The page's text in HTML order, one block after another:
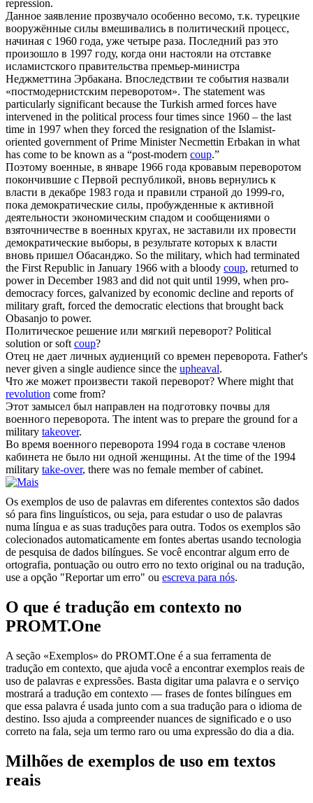
repression.
Данное заявление прозвучало особенно весомо, т.к. турецкие
вооружённые силы вмешивались в политический процесс,
начиная с 1960 года, уже четыре раза. Последний раз это
произошло в 1997 году, когда они настояли на отставке
исламистского правительства премьер-министра
Неджметтина Эрбакана. Впоследствии те события назвали
«постмодернистским переворотом». The statement was
particularly significant because the Turkish armed forces have
intervened in the political process four times since 1960 – the last
time in 1997 when they forced the resignation of the Islamist-
oriented government of Prime Minister Necmettin Erbakan in what
has come to be known as a “post-modern coup.”
Поэтому военные, в январе 1966 года кровавым переворотом
покончившие с Первой республикой, вновь вернулись к
власти в декабре 1983 года и правили страной до 1999-го,
пока демократические силы, пробужденные к активной
деятельности экономическим спадом и сообщениями о
взяточничестве в военных кругах, не заставили их провести
демократические выборы, в результате которых к власти
вновь пришел Обасанджо. So the military, which had terminated
the First Republic in January 1966 with a bloody coup, returned to
power in December 1983 and did not quit until 1999, when pro-
democracy forces, galvanized by economic decline and reports of
military graft, forced the democratic elections that brought back
Obasanjo to power.
Политическое решение или мягкий переворот? Political
solution or softcoup?
Отец не дает личных аудиенций со времен переворота. Father's
never given a single audience since the upheaval.
Что же может произвести такой переворот? Where might that
revolution come from?
Этот замысел был направлен на подготовку почвы для
военного переворота. The intent was to prepare the ground for a
military takeover.
Во время военного переворота 1994 года в составе членов
кабинета не было ни одной женщины. At the time of the 1994
military take-over, there was no female member of cabinet.
Os exemplos de uso de palavras em diferentes contextos são dados
só para fins linguísticos, ou seja, para estudar o uso de palavras
numa língua e as suas traduções para outra. Todos os exemplos são
colecionados automaticamente em fontes abertas usando tecnologia
de pesquisa de dados bilíngues. Se você encontrar algum erro de
ortografia, pontuação ou outro erro no texto original ou na tradução,
use a opção "Reportar um erro" ou escreva para nós.
O que é tradução em contexto no
PROMT.One
A seção «Exemplos» do PROMT.One é a sua ferramenta de
tradução em contexto, que ajuda você a encontrar exemplos reais de
uso de palavras e expressões. Basta digitar uma palavra e o serviço
mostrará a tradução em contexto — frases de fontes bilíngues em
que essa palavra é usada junto com a sua tradução para o idioma de
destino. Isso ajuda a compreender nuances de significado e o uso
correto na fala, seja um termo raro ou uma expressão do dia a dia.
Milhões de exemplos de uso em textos
reais